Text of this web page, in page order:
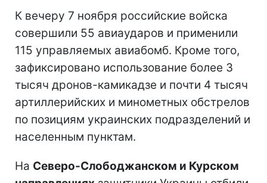
К вечеру 7 ноября российские войска
совершили 55 авиаударов и применили
115 управляемых авиабомб. Кроме того,
зафиксировано использование более 3
тысяч дронов-камикадзе и почти 4 тысяч
артиллерийских и минометных обстрелов
по позициям украинских подразделений и
населенным пунктам.
На Северо-Слободжанском и Курском